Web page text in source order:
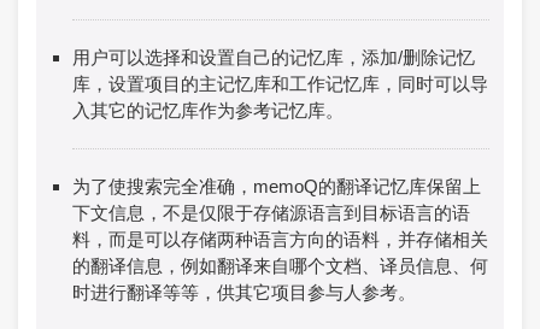
用户可以选择和设置自己的记忆库，添加/删除记忆
库，设置项目的主记忆库和工作记忆库，同时可以导
入其它的记忆库作为参考记忆库。
为了使搜索完全准确，memoQ的翻译记忆库保留上
下文信息，不是仅限于存储源语言到目标语言的语
料，而是可以存储两种语言方向的语料，并存储相关
的翻译信息，例如翻译来自哪个文档、译员信息、何
时进行翻译等等，供其它项目参与人参考。